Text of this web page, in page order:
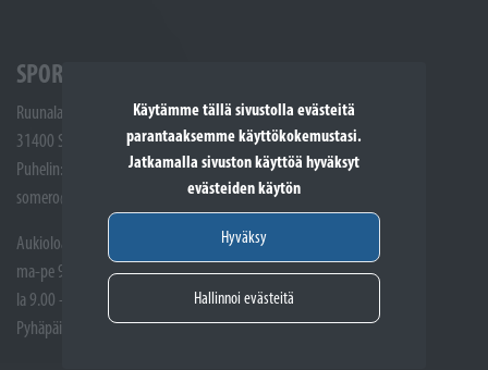
Käytämme tällä sivustolla evästeitä
parantaaksemme käyttökokemustasi.
Jatkamalla sivuston käyttöä hyväksyt
evästeiden käytön
Hyväksy
Hallinnoi evästeitä
SPORTTIKONE SOMERO
Ruunalantie 5
31400 Somero
Puhelin: (02) 748 9300
somero@sporttikone.fi
Aukioloajat
ma-pe 9.00 - 17.00
la 9.00 - 14.00
Pyhäpäivät suljettuna